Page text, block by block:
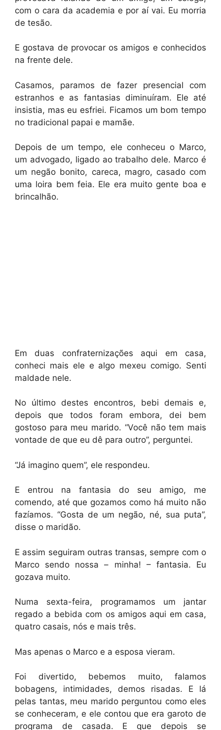
com o cara da academia e por aí vai. Eu morria
de tesão.
E gostava de provocar os amigos e conhecidos
na frente dele.
Casamos, paramos de fazer presencial com
estranhos e as fantasias diminuíram. Ele até
insistia, mas eu esfriei. Ficamos um bom tempo
no tradicional papai e mamãe.
Depois de um tempo, ele conheceu o Marco,
um advogado, ligado ao trabalho dele. Marco é
um negão bonito, careca, magro, casado com
uma loira bem feia. Ele era muito gente boa e
brincalhão.
Em duas confraternizações aqui em casa,
conheci mais ele e algo mexeu comigo. Senti
maldade nele.
No último destes encontros, bebi demais e,
depois que todos foram embora, dei bem
gostoso para meu marido. “Você não tem mais
vontade de que eu dê para outro”, perguntei.
“Já imagino quem”, ele respondeu.
E entrou na fantasia do seu amigo, me
comendo, até que gozamos como há muito não
fazíamos. “Gosta de um negão, né, sua puta”,
disse o maridão.
E assim seguiram outras transas, sempre com o
Marco sendo nossa – minha! – fantasia. Eu
gozava muito.
Numa sexta-feira, programamos um jantar
regado a bebida com os amigos aqui em casa,
quatro casais, nós e mais três.
Mas apenas o Marco e a esposa vieram.
Foi divertido, bebemos muito, falamos
bobagens, intimidades, demos risadas. E lá
pelas tantas, meu marido perguntou como eles
se conheceram, e ele contou que era garoto de
programa de casada. E que depois se